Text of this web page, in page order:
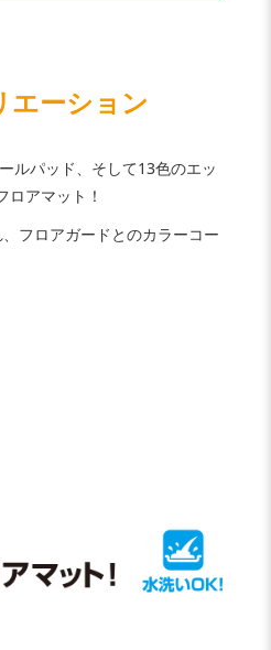
エーション
ルパッド、そして13色のエッ
アマット！
フロアガードとのカラーコー